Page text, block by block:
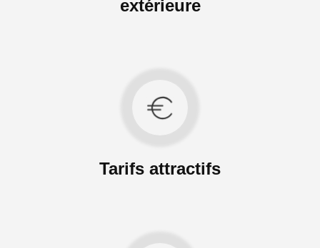
extérieure
Tarifs attractifs